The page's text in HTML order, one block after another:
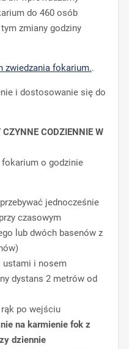
do 460 osób
zmiany godziny
zwiedzania fokarium..
i dostosowanie się do
CODZIENNIE W
fokarium o godzinie
jednocześnie
czasowym
lub dwóch basenów z
ustami i nosem
dystans 2 metrów od
po wejściu
na karmienie fok z
dziennie